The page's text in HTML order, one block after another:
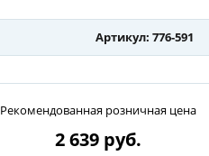
Артикул: 776-591
Рекомендованная розничная цена
2 639 руб.